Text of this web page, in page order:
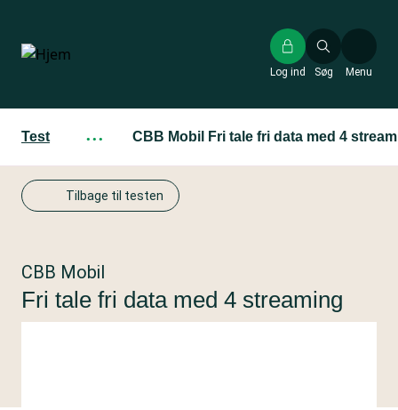
hovedindhold
Søg
Log ind Menu
Test ··· CBB Mobil Fri tale fri data med 4
Tilbage til testen
CBB Mobil
Fri tale fri data med 4 streaming